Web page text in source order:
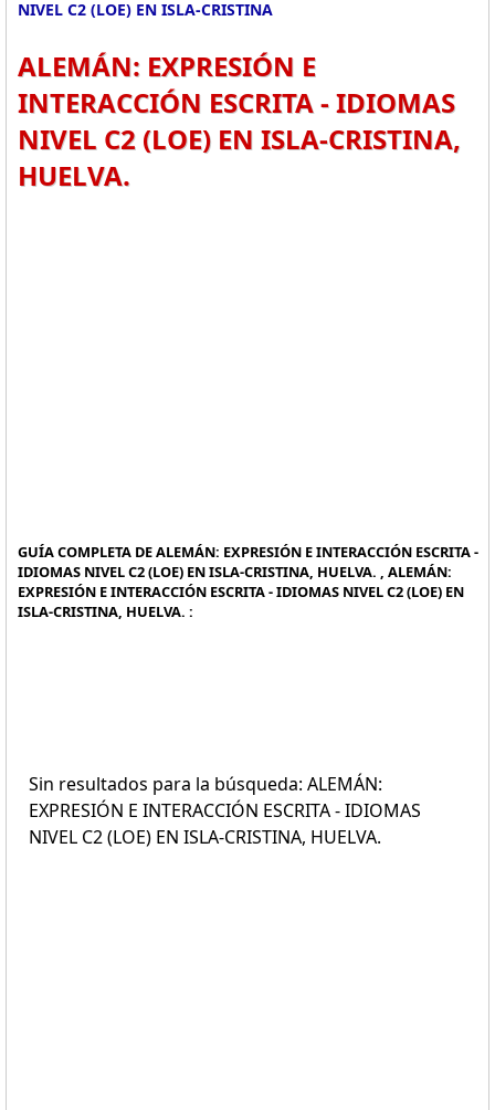
NIVEL C2 (LOE) EN ISLA-CRISTINA
ALEMÁN: EXPRESIÓN E
INTERACCIÓN ESCRITA - IDIOMAS
NIVEL C2 (LOE) EN ISLA-CRISTINA,
HUELVA.
GUÍA COMPLETA DE ALEMÁN: EXPRESIÓN E INTERACCIÓN ESCRITA -
IDIOMAS NIVEL C2 (LOE) EN ISLA-CRISTINA, HUELVA. , ALEMÁN:
EXPRESIÓN E INTERACCIÓN ESCRITA - IDIOMAS NIVEL C2 (LOE) EN
ISLA-CRISTINA, HUELVA. :
Sin resultados para la búsqueda: ALEMÁN:
EXPRESIÓN E INTERACCIÓN ESCRITA - IDIOMAS
NIVEL C2 (LOE) EN ISLA-CRISTINA, HUELVA.